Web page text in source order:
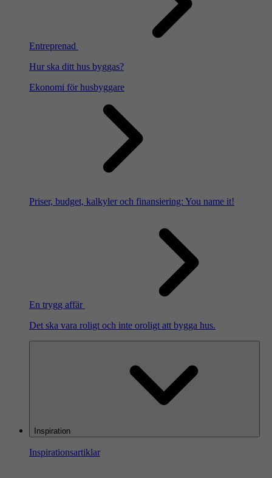
Entreprenad
Hur ska ditt hus byggas?
Ekonomi för husbyggare
Priser, budget, kalkyler och finansiering: You name it!
En trygg affär
Det ska vara roligt och inte oroligt att bygga hus.
Inspiration
Inspirationsartiklar